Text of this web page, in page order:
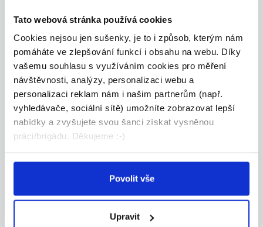
Tato webová stránka používá cookies
Cookies nejsou jen sušenky, je to i způsob, kterým nám
pomáháte ve zlepšování funkcí i obsahu na webu. Díky
vašemu souhlasu s využíváním cookies pro měření
návštěvnosti, analýzy, personalizaci webu a
personalizaci reklam nám i našim partnerům (např.
vyhledávače, sociální sítě) umožníte zobrazovat lepší
nabídky a zvyšujete svou šanci získat vysněnou
práci/brigádu. Děkujeme :-)
Povolit vše
Upravit
Hradec KrálovéJičín
Náchod
Rychnov nad
Kněžnou
Trutnov